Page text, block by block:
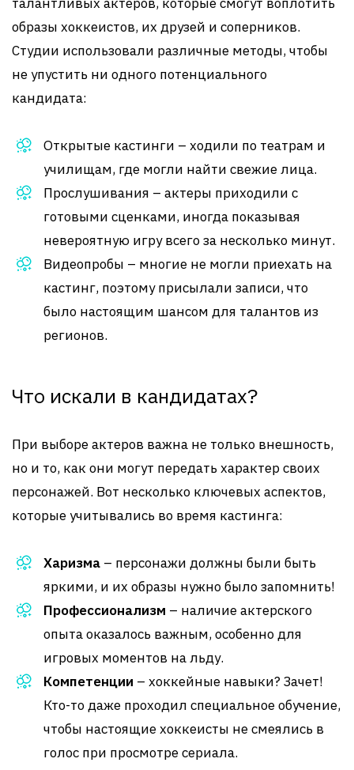
образы хоккеистов, их друзей и соперников.
Студии использовали различные методы, чтобы
не упустить ни одного потенциального
кандидата:
Открытые кастинги – ходили по театрам и
училищам, где могли найти свежие лица.
Прослушивания – актеры приходили с
готовыми сценками, иногда показывая
невероятную игру всего за несколько минут.
Видеопробы – многие не могли приехать на
кастинг, поэтому присылали записи, что
было настоящим шансом для талантов из
регионов.
Что искали в кандидатах?
При выборе актеров важна не только внешность,
но и то, как они могут передать характер своих
персонажей. Вот несколько ключевых аспектов,
которые учитывались во время кастинга:
Харизма – персонажи должны были быть
яркими, и их образы нужно было запомнить!
Профессионализм – наличие актерского
опыта оказалось важным, особенно для
игровых моментов на льду.
Компетенции – хоккейные навыки? Зачет!
Кто-то даже проходил специальное обучение,
чтобы настоящие хоккеисты не смеялись в
голос при просмотре сериала.